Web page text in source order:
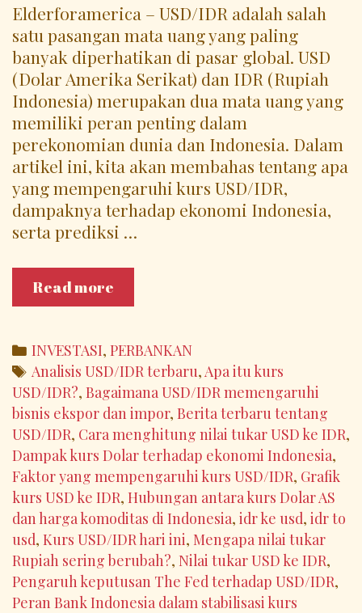
Elderforamerica – USD/IDR adalah salah
satu pasangan mata uang yang paling
banyak diperhatikan di pasar global. USD
(Dolar Amerika Serikat) dan IDR (Rupiah
Indonesia) merupakan dua mata uang yang
memiliki peran penting dalam
perekonomian dunia dan Indonesia. Dalam
artikel ini, kita akan membahas tentang apa
yang mempengaruhi kurs USD/IDR,
dampaknya terhadap ekonomi Indonesia,
serta prediksi …
Read more
Pergerakan
USD/IDR:
Faktor,
Dampak,
dan
Prediksi
ke
Depan
Categories
INVESTASI, PERBANKAN
Tags
Analisis USD/IDR terbaru, Apa itu kurs
USD/IDR?, Bagaimana USD/IDR memengaruhi
bisnis ekspor dan impor, Berita terbaru tentang
USD/IDR, Cara menghitung nilai tukar USD ke IDR,
Dampak kurs Dolar terhadap ekonomi Indonesia,
Faktor yang mempengaruhi kurs USD/IDR, Grafik
kurs USD ke IDR, Hubungan antara kurs Dolar AS
dan harga komoditas di Indonesia, idr ke usd, idr to
usd, Kurs USD/IDR hari ini, Mengapa nilai tukar
Rupiah sering berubah?, Nilai tukar USD ke IDR,
Pengaruh keputusan The Fed terhadap USD/IDR,
Peran Bank Indonesia dalam stabilisasi kurs